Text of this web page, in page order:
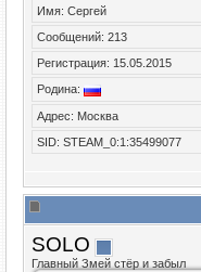
Имя: Сергей
Сообщений: 213
Регистрация: 15.05.2015
Родина:
Адрес: Москва
SID: STEAM_0:1:35499077
SOLO
Главный Змей стёр и забыл